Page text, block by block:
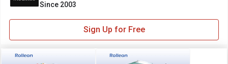
Since 2003
Sign Up for Free